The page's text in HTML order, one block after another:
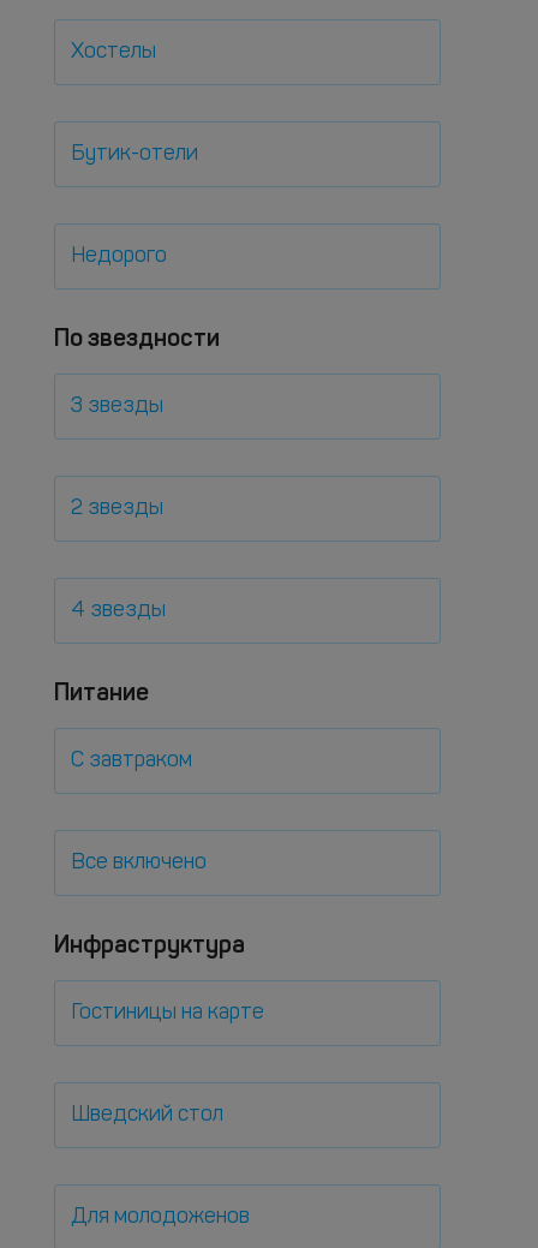
Хостелы
Бутик-отели
Недорого
По звездности
3 звезды
2 звезды
4 звезды
Питание
С завтраком
Все включено
Инфраструктура
Гостиницы на карте
Шведский стол
Для молодоженов